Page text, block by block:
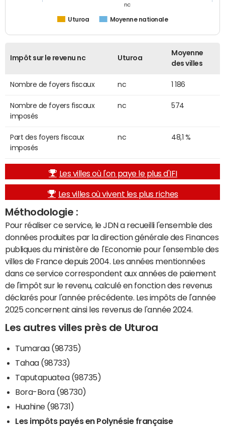
Uturoa Moyenne nationale
nc
Impôt sur le revenu nc Uturoa
Moyenne
des villes
Nombre de foyers fiscaux nc 1 186
Nombre de foyers fiscaux
imposés
nc 574
Part des foyers fiscaux
imposés
nc 48,1 %
Les villes où l'on paye le plus d'IFI
Les villes où vivent les plus riches
Méthodologie :
Pour réaliser ce service, le JDN a recueilli l'ensemble des
données produites par la direction générale des Finances
publiques du ministère de l'Economie pour l'ensemble des
villes de France depuis 2004. Les années mentionnées
dans ce service correspondent aux années de paiement
de l'impôt sur le revenu, calculé en fonction des revenus
déclarés pour l'année précédente. Les impôts de l'année
2025 concernent ainsi les revenus de l'année 2024.
Les autres villes près de Uturoa
Tumaraa (98735)
Tahaa (98733)
Taputapuatea (98735)
Bora-Bora (98730)
Huahine (98731)
Les impôts payés en Polynésie française